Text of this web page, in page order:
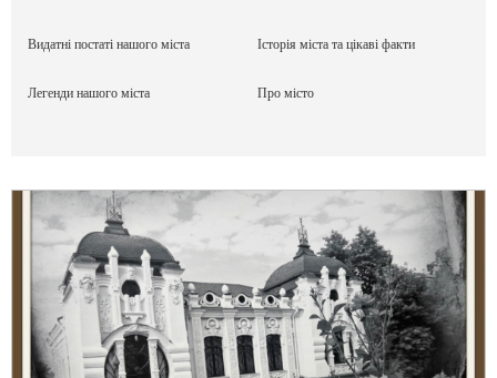
Видатні постаті нашого міста Історія міста та цікаві факти
Легенди нашого міста Про місто